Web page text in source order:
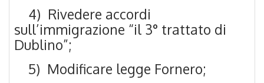
4) Rivedere accordi
sull’immigrazione “il 3° trattato di
Dublino”;
5) Modificare legge Fornero;